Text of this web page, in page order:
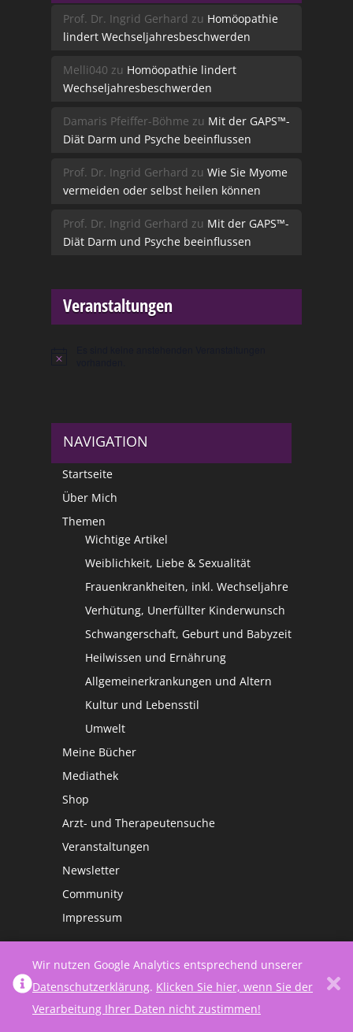
Prof. Dr. Ingrid Gerhard zu Homöopathie
lindert Wechseljahresbeschwerden
Melli040 zu Homöopathie lindert
Wechseljahresbeschwerden
Damaris Pfeiffer-Böhme zu Mit der GAPS™-
Diät Darm und Psyche beeinflussen
Prof. Dr. Ingrid Gerhard zu Wie Sie Myome
vermeiden oder selbst heilen können
Prof. Dr. Ingrid Gerhard zu Mit der GAPS™-
Diät Darm und Psyche beeinflussen
Veranstaltungen
Hinweis
NAVIGATION
Startseite
Über Mich
Themen
Wichtige Artikel
Weiblichkeit, Liebe & Sexualität
Frauenkrankheiten, inkl. Wechseljahre
Verhütung, Unerfüllter Kinderwunsch
Schwangerschaft, Geburt und Babyzeit
Heilwissen und Ernährung
Allgemeinerkrankungen und Altern
Kultur und Lebensstil
Umwelt
Meine Bücher
Mediathek
Shop
Arzt- und Therapeutensuche
Veranstaltungen
Newsletter
Community
Impressum
©Netzwerk Frauengesundheit
Wir nutzen Google Analytics entsprechend unserer
Datenschutzerklärung. Klicken Sie hier, wenn Sie der
Verarbeitung Ihrer Daten nicht zustimmen!